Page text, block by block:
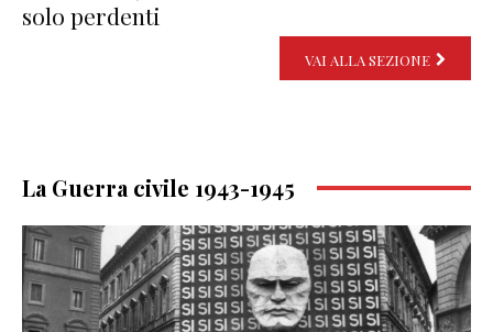
solo perdenti
VAI ALLA SEZIONE
La Guerra civile 1943-1945